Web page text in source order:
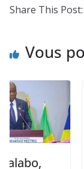
Share This Post:
Vous